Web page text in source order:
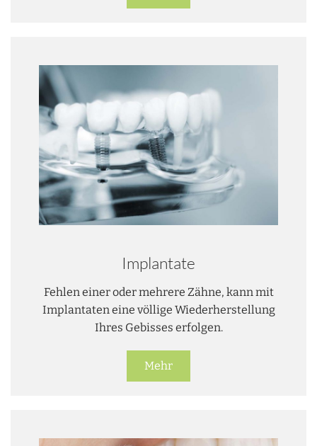
Implantate
Fehlen einer oder mehrere Zähne, kann mit
Implantaten eine völlige Wiederherstellung
Ihres Gebisses erfolgen.
Mehr